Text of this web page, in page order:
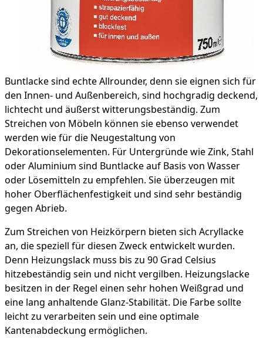
Buntlacke sind echte Allrounder, denn sie eignen sich für
den Innen- und Außenbereich, sind hochgradig deckend,
lichtecht und äußerst witterungsbeständig. Zum
Streichen von Möbeln können sie ebenso verwendet
werden wie für die Neugestaltung von
Dekorationselementen. Für Untergründe wie Zink, Stahl
oder Aluminium sind Buntlacke auf Basis von Wasser
oder Lösemitteln zu empfehlen. Sie überzeugen mit
hoher Oberflächenfestigkeit und sind sehr beständig
gegen Abrieb.
Zum Streichen von Heizkörpern bieten sich Acryllacke
an, die speziell für diesen Zweck entwickelt wurden.
Denn Heizungslack muss bis zu 90 Grad Celsius
hitzebeständig sein und nicht vergilben. Heizungslacke
besitzen in der Regel einen sehr hohen Weißgrad und
eine lang anhaltende Glanz-Stabilität. Die Farbe sollte
leicht zu verarbeiten sein und eine optimale
Kantenabdeckung ermöglichen.